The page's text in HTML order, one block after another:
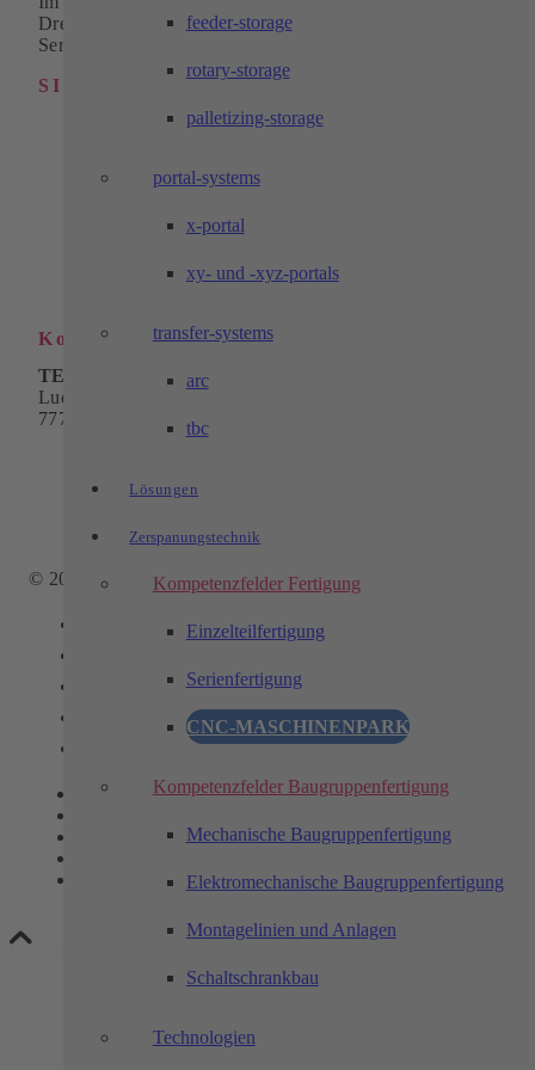
feeder-storage
rotary-storage
palletizing-storage
portal-systems
x-portal
xy- und -xyz-portals
transfer-systems
arc
tbc
Lösungen
Zerspanungstechnik
Kompetenzfelder Fertigung
Einzelteilfertigung
Serienfertigung
CNC-MASCHINENPARK
Kompetenzfelder Baugruppenfertigung
Mechanische Baugruppenfertigung
Elektromechanische Baugruppenfertigung
Montagelinien und Anlagen
Schaltschrankbau
Technologien
Dreh-, Fräs- und Drahterodierteile als Einzelteile oder in
Serie.
SITEMAP
Industrielle Automation
Lösungen
Zerspanungstechnik
Karriere
Download
Kontakt
TECHTORY Automation GmbH
Ludwig-Winter-Straße 5
77767 Appenweier
+49 7805 9589-0
Mitarbeiter-Login
© 2025 - TECHTORY Automation und Zerspanungstechnik
Link zu Facebook
Link zu Instagram
Link zu LinkedIn
Kontakt